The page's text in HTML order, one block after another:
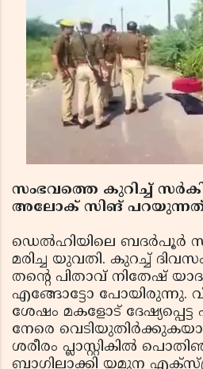
സംഭവത്തെ കുറിച്ച്
അലോക് സിങ്
ഡെല്‍ഹിയിലെ ബദര്‍പൂര്‍
മരിച്ച യുവതി. കുറച്ച്
തന്റെ പിതാവ് നിതേഷ്
എങ്ങോട്ടോ പോയിരുന്നു.
ശേഷം മകളോട്
നേരെ
ശരീരം പ്ലാസ്റ്റികില്‍
ബാഗിലാക്കി യമുന